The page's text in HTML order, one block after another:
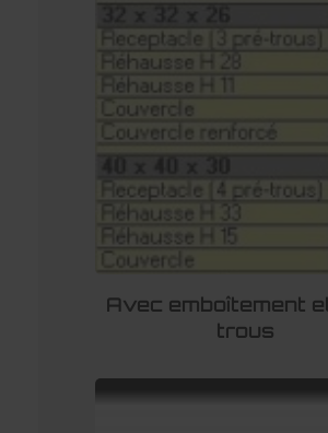
Avec emboîtement
trous